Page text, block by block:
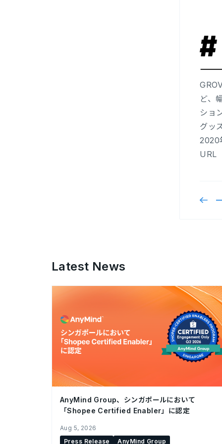
ど、
ショ
グッ
2020
Latest News
AnyMind Group、シンガポールにおいて
「Shopee Certified Enabler」に認定
Aug 5, 2026
Press Release
AnyMind Group